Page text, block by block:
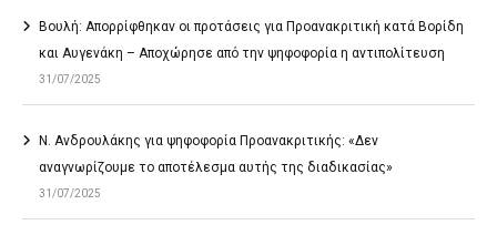
Βουλή: Απορρίφθηκαν οι προτάσεις για Προανακριτική κατά Βορίδη
και Αυγενάκη – Αποχώρησε από την ψηφοφορία η αντιπολίτευση
31/07/2025
Ν. Ανδρουλάκης για ψηφοφορία Προανακριτικής: «Δεν
αναγνωρίζουμε το αποτέλεσμα αυτής της διαδικασίας»
31/07/2025